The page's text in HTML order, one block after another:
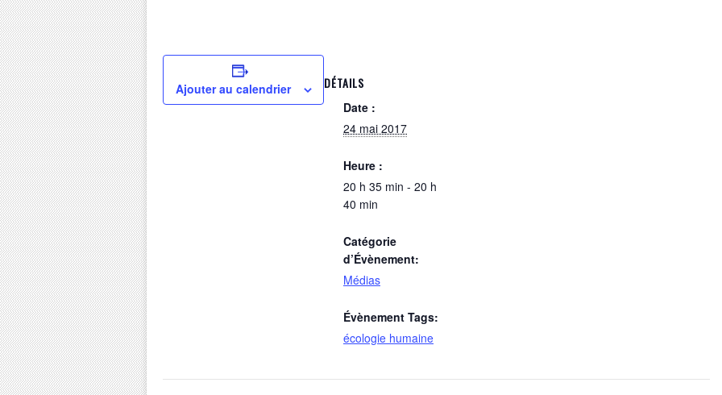
Ajouter au calendrier DÉTAILS
Date :
24 mai 2017
Heure :
20 h 35 min - 20 h
40 min
Catégorie
d’Évènement:
Médias
Évènement Tags:
écologie humaine